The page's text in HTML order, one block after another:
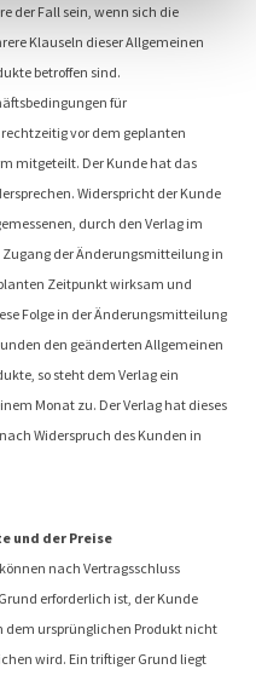
der Fall sein, wenn sich die
Klauseln dieser Allgemeinen
betroffen sind.
für
vor dem geplanten
mitgeteilt. Der Kunde hat das
Widerspricht der Kunde
durch den Verlag im
der Änderungsmitteilung in
Zeitpunkt wirksam und
Folge in der Änderungsmitteilung
den geänderten Allgemeinen
so steht dem Verlag ein
Monat zu. Der Verlag hat dieses
Widerspruch des Kunden in
und der Preise
nach Vertragsschluss
erforderlich ist, der Kunde
ursprünglichen Produkt nicht
wird. Ein triftiger Grund liegt